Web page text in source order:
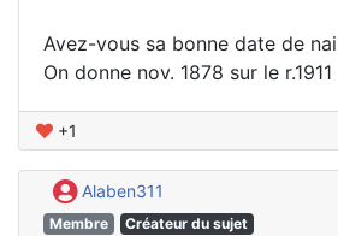
Avez-vous sa bonne date de
On donne nov. 1878 sur le r.1911
+1
Alaben311
Membre Créateur du sujet